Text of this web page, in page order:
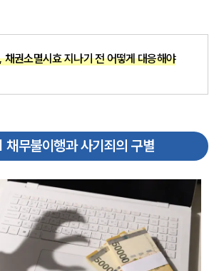
채권소멸시효 지나기 전 어떻게 대응해야
채무불이행과 사기죄의 구별